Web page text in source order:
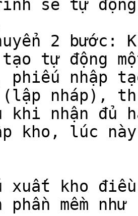
sẽ tự
2 bước:
tự động
phiếu nhập
nháp),
khi nhận đủ
kho, lúc
xuất kho
mềm như